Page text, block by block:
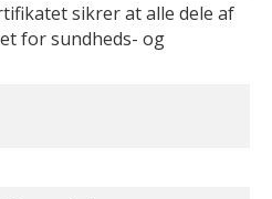
sikrer at alle dele af
for sundheds- og